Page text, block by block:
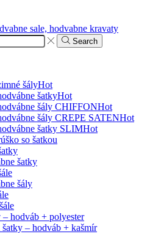
Search
šályHot
šatkyHot
šály CHIFFONHot
šály CREPE SATENHot
šatky SLIMHot
so šatkou
šatky
šály
– hodváb + polyester
šatky – hodváb + kašmír